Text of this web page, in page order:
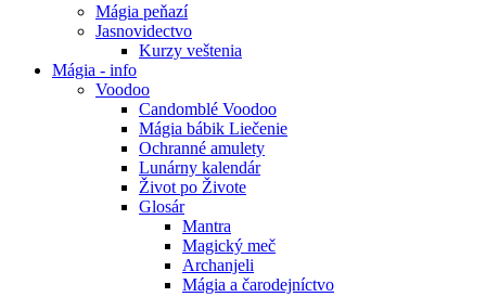
Mágia peňazí
Jasnovidectvo
Kurzy veštenia
Mágia - info
Voodoo
Candomblé Voodoo
Mágia bábik Liečenie
Ochranné amulety
Lunárny kalendár
Život po Živote
Glosár
Mantra
Magický meč
Archanjeli
Mágia a čarodejníctvo